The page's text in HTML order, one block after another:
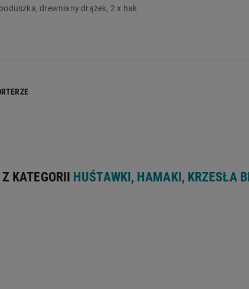
drewniany drążek, 2 x hak
KATEGORII HUŚTAWKI, HAMAKI, KRZESŁA